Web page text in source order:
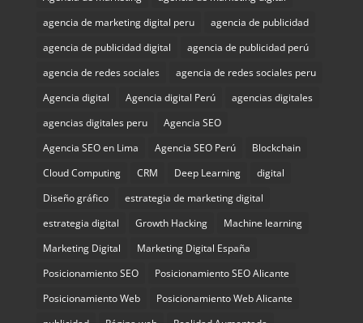
agencia de marketing digital peru
agencia de publicidad
agencia de publicidad digital
agencia de publicidad perú
agencia de redes sociales
agencia de redes sociales peru
Agencia digital
Agencia digital Perú
agencias digitales
agencias digitales peru
Agencia SEO
Agencia SEO en Lima
Agencia SEO Perú
Blockchain
Cloud Computing
CRM Deep Learning
digital
Diseño gráfico
estrategia de marketing digital
estrategia digital
Growth Hacking
Machine learning
Marketing Digital
Marketing Digital España
Posicionamiento SEO
Posicionamiento SEO Alicante
Posicionamiento Web
Posicionamiento Web Alicante